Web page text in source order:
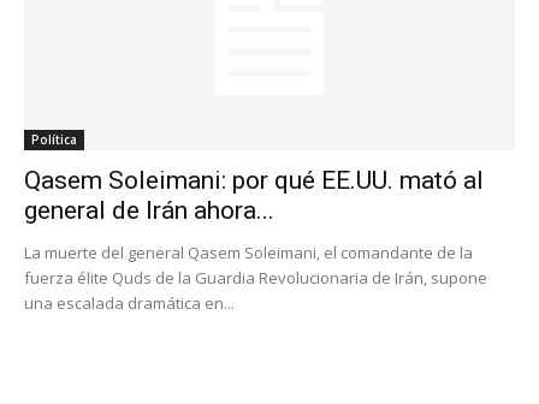
Política
Qasem Soleimani: por qué EE.UU. mató al
general de Irán ahora...
La muerte del general Qasem Soleimani, el comandante de la
fuerza élite Quds de la Guardia Revolucionaria de Irán, supone
una escalada dramática en...